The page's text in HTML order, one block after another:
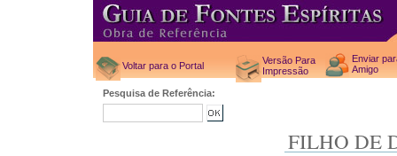
Voltar para o Portal
Versão Para
Impressão
Enviar
Amigo
Pesquisa de Referência:
FILHO DE